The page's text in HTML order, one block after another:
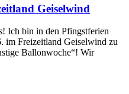
Geiselwind
Ich bin in den Pfingstferien
im Freizeitland Geiselwind zu
Ballonwoche“! Wir